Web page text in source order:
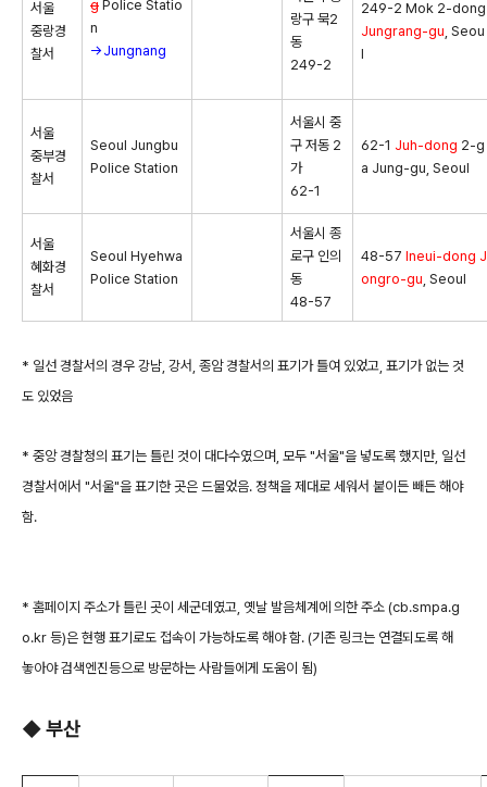
서울
중랑경
찰서
g Police Statio
n
→Jungnang
랑구 묵2
동
249-2
249-2 Mok 2-dong
Jungrang-gu , Seou
l
서울
중부경
찰서
Seoul Jungbu
Police Station
서울시 중
구 저동 2
가
62-1
62-1 Juh-dong 2-g
a Jung-gu, Seoul
서울
혜화경
찰서
Seoul Hyehwa
Police Station
서울시 종
로구 인의
동
48-57
48-57 Ineui-dong J
ongro-gu , Seoul
* 일선 경찰서의 경우 강남, 강서, 종암 경찰서의 표기가 틀여 있었고, 표기가 없는 것
도 있었음
* 중앙 경찰청의 표기는 틀린 것이 대다수였으며, 모두 "서울"을 넣도록 했지만, 일선
경찰서에서 "서울"을 표기한 곳은 드물었음. 정책을 제대로 세워서 붙이든 빼든 해야
함.
* 홈페이지 주소가 틀린 곳이 세군데였고, 옛날 발음체계에 의한 주소 (cb.smpa.g
o.kr 등)은 현행 표기로도 접속이 가능하도록 해야 함. (기존 링크는 연결되도록 해
놓아야 검색엔진등으로 방문하는 사람들에게 도움이 됨)
◆부산